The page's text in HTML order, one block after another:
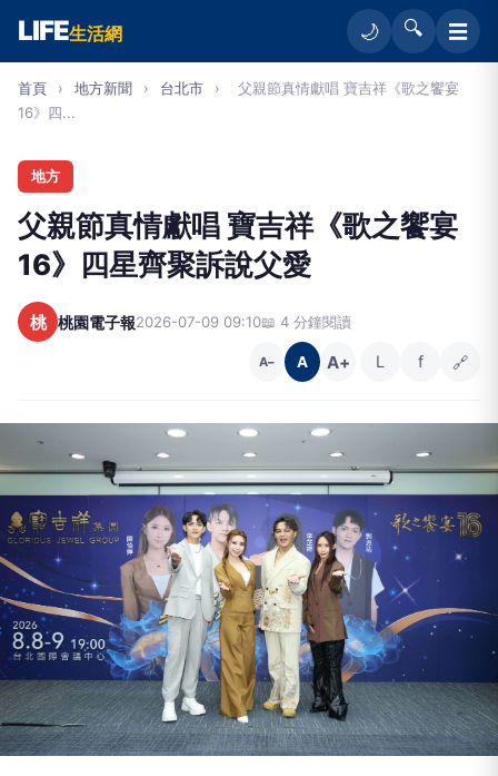
LIFE生活網 🌙 🔍 ☰
首頁 › 地方新聞 › 台北市 ›
父親節真情獻唱 寶吉祥《歌之饗宴
16》四...
地方
父親節真情獻唱 寶吉祥《歌之饗宴
16》四星齊聚訴說父愛
桃 桃園電子報2026-07-09 09:10📖 4 分鐘閱讀
A− A A+ L f 🔗